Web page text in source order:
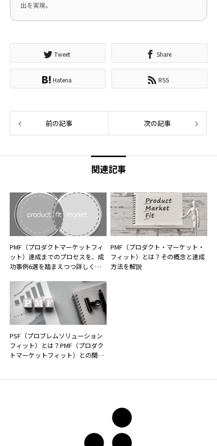
出を実現。
Tweet Share
Hatena RSS
前の記事 次の記事
関連記事
PMF（プロダクトマーケットフィ
ット）達成までのプロセスを、成
功事例6選を踏まえつつ詳しく解
PMF（プロダクト・マーケット・
フィット）とは？その概念と達成
方法を解説
PSF（プロブレムソリューション
フィット）とは？PMF（プロダク
トマーケットフィット）との関係